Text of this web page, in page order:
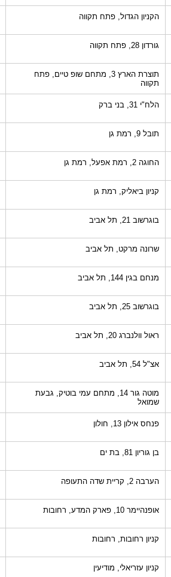
הקניון הגדול, פתח תקווה
גורדון 28, פתח תקווה
תוצרת הארץ 3, מתחם שופ טיים, פתח
תקווה
הלח"י 31, בני ברק
תובל 9, רמת גן
החוגה 2, רמת אפעל, רמת גן
קניון ביאליק, רמת גן
בוגרשוב 21, תל אביב
שרונה מרקט, תל אביב
מנחם בגין 144, תל אביב
בוגרשוב 25, תל אביב
ראול וולנברג 20, תל אביב
אצ"ל 54, תל אביב
מוטה גור 14, מתחם עמי בוטיק, גבעת
שמואל
פנחס אילון 13, חולון
בן גוריון 81, בת ים
הערבה 2, קריית שדה התעופה
אופנהיימר 10, פארק המדע, רחובות
קניון רחובות, רחובות
קניון עזריאלי, מודיעין